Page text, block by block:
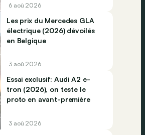
6 aoû 2026
Les prix du Mercedes GLA
électrique (2026) dévoilés
en Belgique
3 aoû 2026
Essai exclusif: Audi A2 e-
tron (2026), on teste le
proto en avant-première
3 aoû 2026